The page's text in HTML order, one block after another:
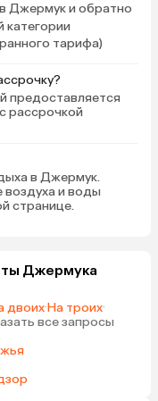
Джермук и обратно
категории
тарифа)
предоставляется
рассрочкой
в Джермук.
и воды
странице.
Джермука
двоих·На троих·
все запросы